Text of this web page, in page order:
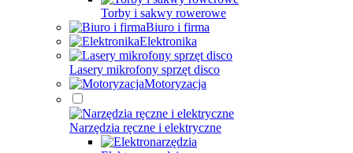
Torby i sakwy rowerowe
Biuro i firma
Elektronika
Lasery mikrofony sprzęt disco
Motoryzacja
Narzędzia ręczne i elektryczne